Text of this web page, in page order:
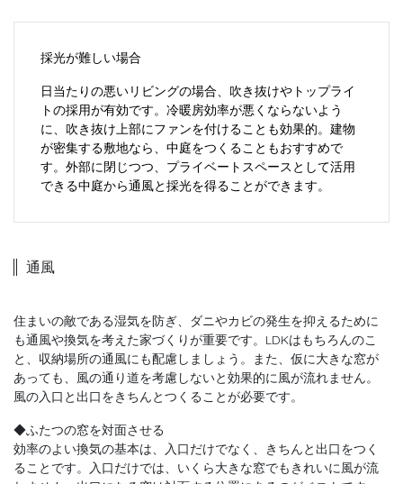
採光が難しい場合
日当たりの悪いリビングの場合、吹き抜けやトップライ
トの採用が有効です。冷暖房効率が悪くならないよう
に、吹き抜け上部にファンを付けることも効果的。建物
が密集する敷地なら、中庭をつくることもおすすめで
す。外部に閉じつつ、プライベートスペースとして活用
できる中庭から通風と採光を得ることができます。
通風
住まいの敵である湿気を防ぎ、ダニやカビの発生を抑えるために
も通風や換気を考えた家づくりが重要です。LDKはもちろんのこ
と、収納場所の通風にも配慮しましょう。また、仮に大きな窓が
あっても、風の通り道を考慮しないと効果的に風が流れません。
風の入口と出口をきちんとつくることが必要です。
◆ふたつの窓を対面させる
効率のよい換気の基本は、入口だけでなく、きちんと出口をつく
ることです。入口だけでは、いくら大きな窓でもきれいに風が流